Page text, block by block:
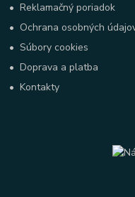
•Reklamačný poriadok
• Ochrana osobných
•Súbory cookies
•Doprava a platba
•Kontakty